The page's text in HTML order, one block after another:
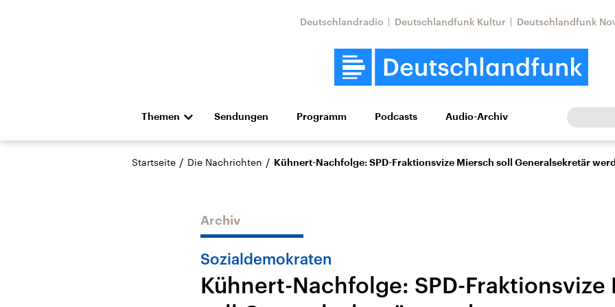
Deutschlandradio Deutschlandfunk Kultur Deutschlandfunk
Themen
Die Nachrichten Politik Wirtschaft Wissen Kultur Europa
Hörspiel und Feature Musik
Landtagswahl Sachsen-
USA
Nahostkonflikt
Iran
Sendungen Programm Podcasts Audio-Archiv
Startseite / Die Nachrichten / Kühnert-Nachfolge: SPD-Fraktionsvize Miersch soll Generalsekretär
Archiv
Sozialdemokraten
Kühnert-Nachfolge: SPD-Fraktionsvize